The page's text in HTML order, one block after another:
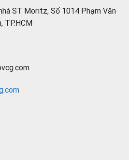
ST Moritz, Số 1014 Phạm Văn
TP.HCM